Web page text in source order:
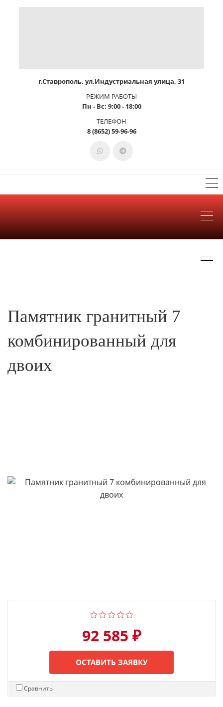
г.Ставрополь, ул.Индустриальная улица, 31
РЕЖИМ РАБОТЫ
Пн - Вс: 9:00 - 18:00
ТЕЛЕФОН
8 (8652) 59-96-96
Памятник гранитный 7
комбинированный для
двоих
92 585 ₽
ОСТАВИТЬ ЗАЯВКУ
Сравнить